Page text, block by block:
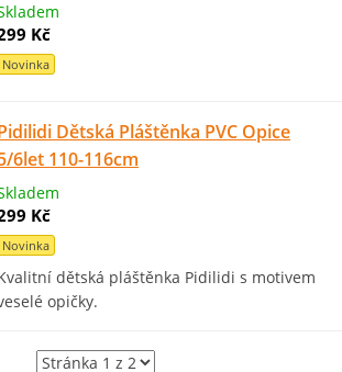
Kč
Novinka
Dětská Pláštěnka PVC Opice
6let 110-116cm
Kč
Novinka
dětská pláštěnka Pidilidi s motivem
opičky.